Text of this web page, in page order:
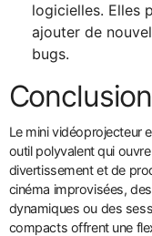
logicielles. Elles
ajouter de
bugs.
Conclusion
Le mini vidéoprojecteur
outil polyvalent qui
divertissement et de
cinéma improvisées,
dynamiques ou des
compacts offrent une